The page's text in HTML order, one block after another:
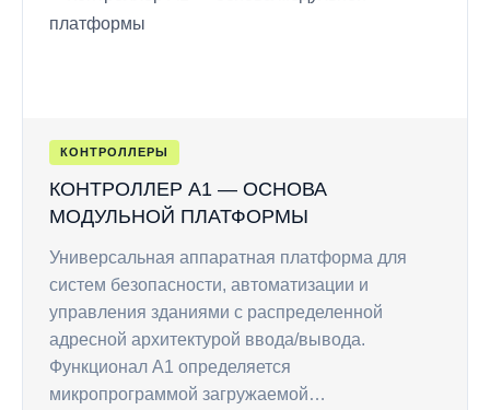
КОНТРОЛЛЕРЫ
КОНТРОЛЛЕР A1 — ОСНОВА
МОДУЛЬНОЙ ПЛАТФОРМЫ
Универсальная аппаратная платформа для
систем безопасности, автоматизации и
управления зданиями с распределенной
адресной архитектурой ввода/вывода.
Функционал А1 определяется
микропрограммой загружаемой…